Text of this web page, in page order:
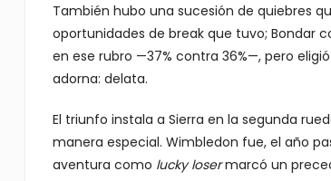
También hubo una sucesión de quiebres
oportunidades de break que tuvo; Bondar
en ese rubro —37% contra 36%—, pero
adorna: delata.
El triunfo instala a Sierra en la segunda
manera especial. Wimbledon fue, el año
aventura como lucky losermarcó un